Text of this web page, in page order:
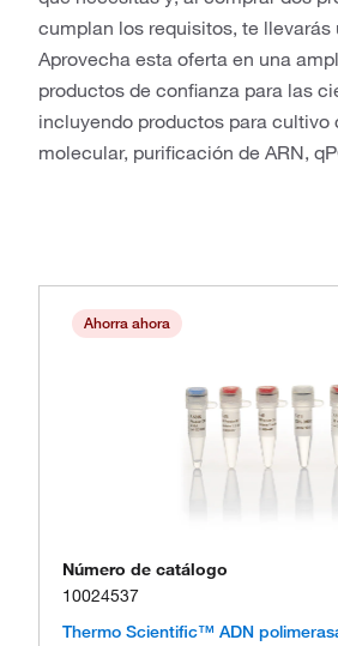
cumplan los requisitos, te llevarás
Aprovecha esta oferta en una
productos de confianza para las
incluyendo productos para cultivo
molecular, purificación de ARN,
Ahorra ahora
Número de catálogo
10024537
Thermo Scientific™ ADN